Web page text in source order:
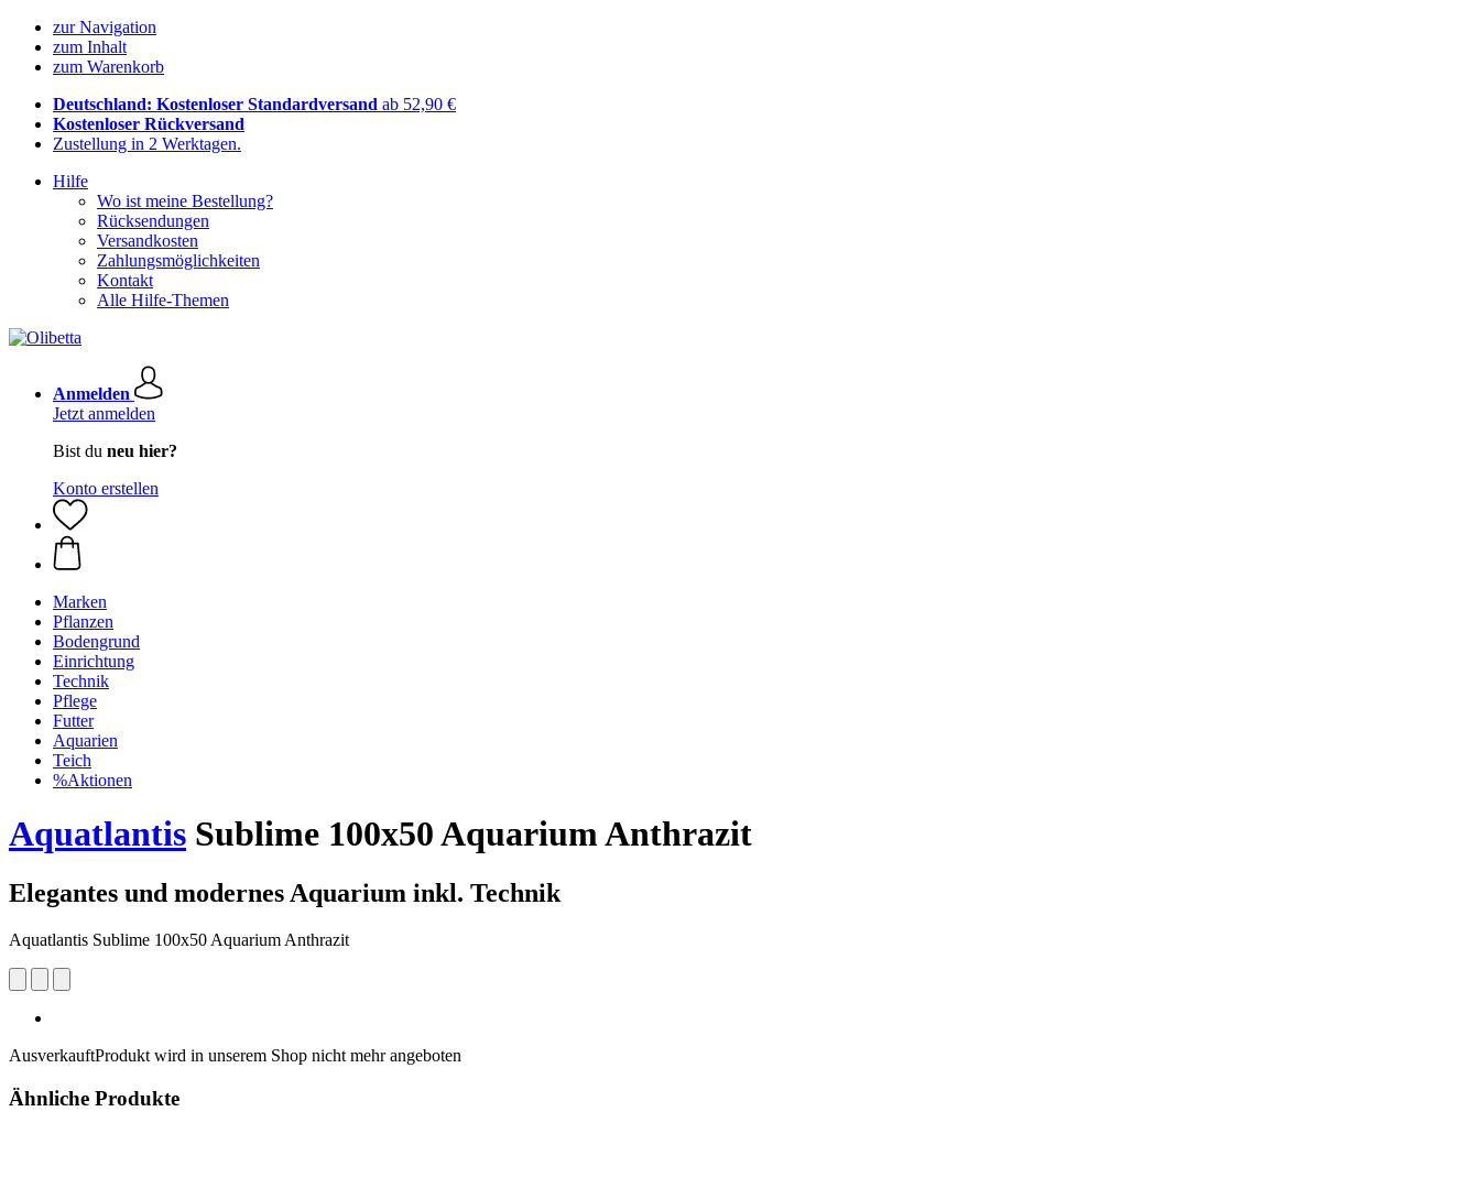
zur Navigation
zum Inhalt
zum Warenkorb
Deutschland: Kostenloser Standardversand ab 52,90 €
Kostenloser Rückversand
Zustellung in 2 Werktagen.
Hilfe
Wo ist meine Bestellung?
Rücksendungen
Versandkosten
Zahlungsmöglichkeiten
Kontakt
Alle Hilfe-Themen
Anmelden
Jetzt anmelden
Bist du neu hier?
Konto erstellen
Marken
Pflanzen
Bodengrund
Einrichtung
Technik
Pflege
Futter
Aquarien
Teich
%Aktionen
Aquatlantis Sublime 100x50 Aquarium Anthrazit
Elegantes und modernes Aquarium inkl. Technik
Aquatlantis Sublime 100x50 Aquarium Anthrazit
AusverkauftProdukt wird in unserem Shop nicht mehr angeboten
Ähnliche Produkte